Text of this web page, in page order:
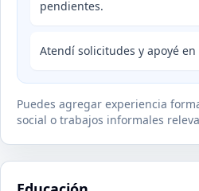
pendientes.
Atendí solicitudes y apoyé
Puedes agregar experiencia
social o trabajos informales